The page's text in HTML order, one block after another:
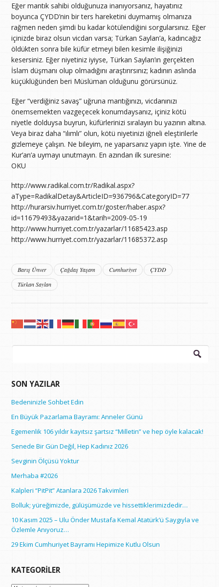
Eğer mantık sahibi olduğunuza inanıyorsanız, hayatınız
boyunca ÇYDD’nin bir ters hareketini duymamış olmanıza
rağmen neden şimdi bu kadar kötülendiğini sorgularsınız. Eğer
içinizde biraz olsun vicdan varsa; Türkan Saylan’a, kadıncağız
öldükten sonra bile küfür etmeyi bilen kesimle ilişiğinizi
kesersiniz. Eğer niyetiniz iyiyse, Türkan Saylan’ın gerçekten
İslam düşmanı olup olmadığını araştırırsınız; kadının aslında
küçüklüğünden beri Müslüman olduğunu görürsünüz.
Eğer “verdiğiniz savaş” uğruna mantığınızı, vicdanınızı
önemsemekten vazgeçecek konumdaysanız, içiniz kötü
niyetle dolduysa buyrun, küfürlerinizi sıralayın bu yazının altına.
Veya biraz daha “ılımlı” olun, kötü niyetinizi iğneli eleştirilerle
gizlemeye çalışın. Ne bileyim, ne yaparsanız yapın işte. Yine de
Kur’an’a uymayı unutmayın. En azından ilk suresine:
OKU
http://www.radikal.com.tr/Radikal.aspx?
aType=RadikalDetay&ArticleID=936796&CategoryID=77
http://hurarsiv.hurriyet.com.tr/goster/haber.aspx?
id=11679493&yazarid=1&tarih=2009-05-19
http://www.hurriyet.com.tr/yazarlar/11685423.asp
http://www.hurriyet.com.tr/yazarlar/11685372.asp
Barış Ünver Çağdaş Yaşam Cumhuriyet
ÇYDD
Türkan Saylan
Arama:
SON YAZILAR
Bedeninizle Sohbet Edin
En Büyük Pazarlama Bayramı: Anneler Günü
Egemenlik 106 yıldır kayıtsız şartsız “Milletin” ve hep öyle kalacak!
Senede Bir Gün Değil, Hep Kadınız 2026
Sevginin Ölçüsü Yoktur
Merhaba #2026
Kalpleri “PitPit” Atanlara 2026 Takvimleri
Bolluk; yüreğimizde, gülüşümüzde ve hissettiklerimizdedir…
10 Kasım 2025 – Ulu Önder Mustafa Kemal Atatürk’ü Saygıyla ve
Özlemle Anıyoruz…
29 Ekim Cumhuriyet Bayramı Hepimize Kutlu Olsun
KATEGORILER